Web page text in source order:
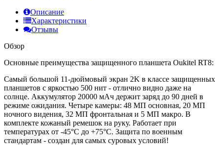
Описание
Характеристики
Отзывы
Обзор
Основные преимущества защищенного планшета Oukitel RT8:
Самый большой 11-дюймовый экран 2K в классе защищенных
планшетов с яркостью 500 нит - отлично видно даже на
солнце. Аккумулятор 20000 мАч держит заряд до 90 дней в
режиме ожидания. Четыре камеры: 48 МП основная, 20 МП
ночного видения, 32 МП фронтальная и 5 МП макро. В
комплекте кожаный ремешок на руку. Работает при
температурах от -45°C до +75°C. Защита по военным
стандартам - создан для самых суровых условий!